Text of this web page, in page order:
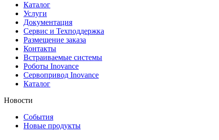
Каталог
Услуги
Документация
Сервис и Техподдержка
Размещение заказа
Контакты
Встраиваемые системы
Роботы Inovance
Сервопривод Inovance
Каталог
Новости
События
Новые продукты